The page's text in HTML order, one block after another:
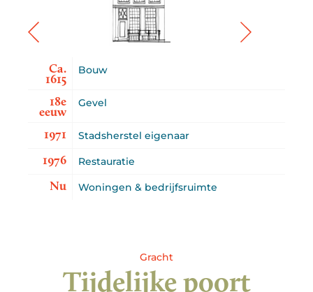
Ca.
1615
Bouw
18e
eeuw
Gevel
1971 Stadsherstel eigenaar
1976 Restauratie
Nu Woningen & bedrijfsruimte
Gracht
Tijdelijke poort